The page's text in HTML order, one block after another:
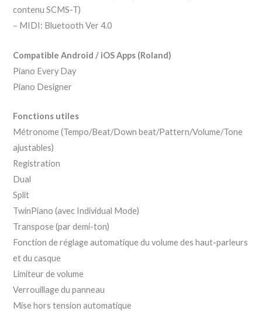
contenu SCMS-T)
– MIDI: Bluetooth Ver 4.0
Compatible Android / iOS Apps (Roland)
Piano Every Day
Piano Designer
Fonctions utiles
Métronome (Tempo/Beat/Down beat/Pattern/Volume/Tone
ajustables)
Registration
Dual
Split
TwinPiano (avec Individual Mode)
Transpose (par demi-ton)
Fonction de réglage automatique du volume des haut-parleurs
et du casque
Limiteur de volume
Verrouillage du panneau
Mise hors tension automatique